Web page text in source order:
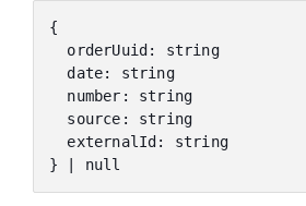
{
orderUuid :
string
date:
string
number :
string
source :
string
externalId :
string
} | null